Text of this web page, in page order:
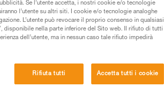
consiglio prima di
per poter capire queste
specifico.
soli, in piena sicurezza,
altre che non
Se l’utente accetta, i nostri cookie e/o tecnologie
l’utente su altri siti. I cookie e/o tecnologie analoghe
L’utente può revocare il proprio consenso in qualsiasi
disponibile nella parte inferiore del Sito web. Il rifiuto di tutti
dell’utente, ma in nessun caso tale rifiuto impedirà
Rifiuta tutti Accetta tutti i cookie